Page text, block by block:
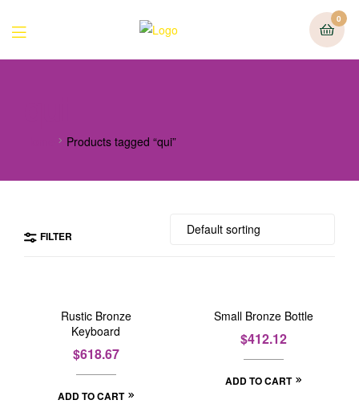
0
Products tagged “qui”
FILTER
Rustic Bronze
Keyboard
$618.67
ADD TO CART
Small Bronze Bottle
$412.12
ADD TO CART